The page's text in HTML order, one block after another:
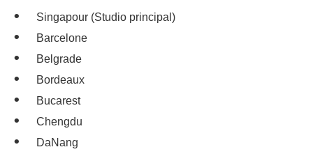
Singapour (Studio principal)
Barcelone
Belgrade
Bordeaux
Bucarest
Chengdu
DaNang